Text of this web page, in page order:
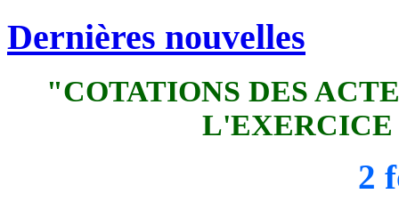
Dernières nouvelles
"COTATIONS DES
2